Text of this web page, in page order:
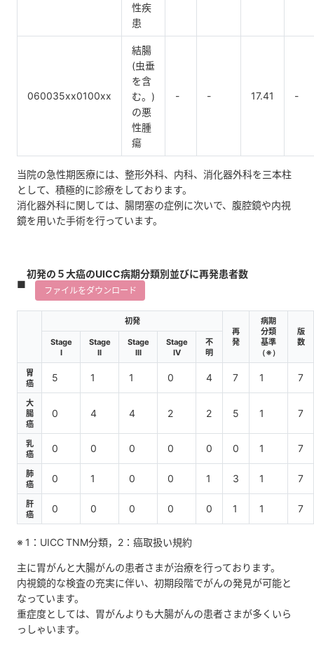
性疾
患
060035xx0100xx
結腸
(虫垂
を含
む。)
の悪
性腫
瘍
- - 17.41 -
当院の急性期医療には、整形外科、内科、消化器外科を三本柱
として、積極的に診療をしております。
消化器外科に関しては、腸閉塞の症例に次いで、腹腔鏡や内視
鏡を用いた手術を行っています。
初発の５大癌のUICC病期分類別並びに再発患者数
ファイルをダウンロード
初発
再
発
病期
分類
基準
（※）
版
数
Stage
I
Stage
II
Stage
III
Stage
IV
不
明
胃
癌
5 1 1 0 4 7 1 7
大
腸
癌
0 4 4 2 2 5 1 7
乳
癌
0 0 0 0 0 0 1 7
肺
癌
0 1 0 0 1 3 1 7
肝
癌
0 0 0 0 0 1 1 7
※ 1：UICC TNM分類，2：癌取扱い規約
主に胃がんと大腸がんの患者さまが治療を行っております。
内視鏡的な検査の充実に伴い、初期段階でがんの発見が可能と
なっています。
重症度としては、胃がんよりも大腸がんの患者さまが多くいら
っしゃいます。